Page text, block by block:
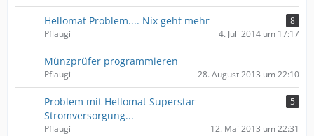
Hellomat Problem.... Nix geht mehr
8
Pflaugi
4. Juli 2014 um 17:17
Münzprüfer programmieren
Pflaugi 28. August 2013 um 22:10
Problem mit Hellomat Superstar
Stromversorgung...
5
Pflaugi 12. Mai 2013 um 22:31